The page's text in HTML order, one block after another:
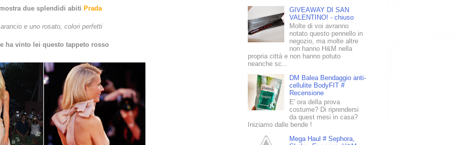
due splendidi abiti Prada
e uno rosato, colori perfetti
ha vinto lei questo tappeto rosso
GIVEAWAY DI SAN
VALENTINO! - chiuso
Molte di voi avranno
notato questo pennello in
negozio, ma molte altre
non hanno H&M nella
propria città e non hanno potuto
neanche sc...
DM Balea Bendaggio anti-
cellulite BodyFIT #
Recensione
E' ora della prova
costume? Di riprendersi
da quest mesi in casa?
Iniziamo dalle bende !
Mega Haul # Sephora,